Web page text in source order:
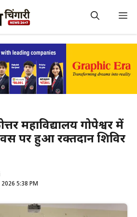
महाविद्यालय गोपेश्वर में
पर हुआ रक्तदान शिविर
5:38 PM